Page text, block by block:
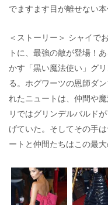
でますます目が離せない
＜ストーリー＞ シャイで
トに、最強の敵が登場！
かす「黒い魔法使い」グ
る。ホグワーツの恩師ダ
れたニュートは、仲間や
リではグリンデルバルド
げていた。そしてその手
ートと仲間たちはこの最